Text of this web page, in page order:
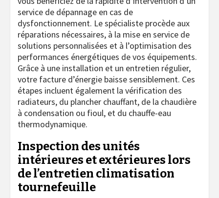
service de dépannage en cas de
dysfonctionnement. Le spécialiste procède aux
réparations nécessaires, à la mise en service de
solutions personnalisées et à l’optimisation des
performances énergétiques de vos équipements.
Grâce à une installation et un entretien régulier,
votre facture d’énergie baisse sensiblement. Ces
étapes incluent également la vérification des
radiateurs, du plancher chauffant, de la chaudière
à condensation ou fioul, et du chauffe-eau
thermodynamique.
Inspection des unités
intérieures et extérieures lors
de l’entretien climatisation
tournefeuille